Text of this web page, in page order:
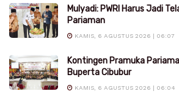
Mulyadi: PWRI Harus Jadi
Pariaman
KAMIS, 6 AGUSTUS 2026 | 06:07
Kontingen Pramuka
Buperta Cibubur
KAMIS, 6 AGUSTUS 2026 | 06:04